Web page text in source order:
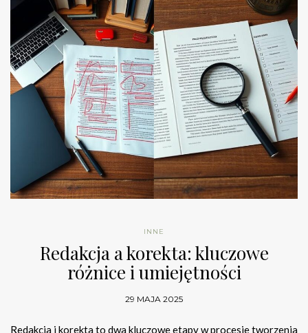
INNE
Redakcja a korekta: kluczowe
różnice i umiejętności
29 MAJA 2025
Redakcja i korekta to dwa kluczowe etapy w procesie tworzenia